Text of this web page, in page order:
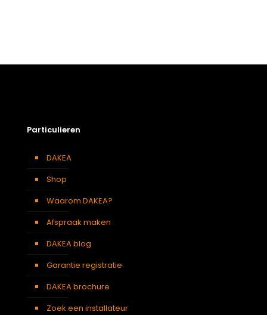
Particulieren
DAKEA
Shop
Waarom DAKEA?
Afspraak maken
DAKEA blog
Garantie registratie
DAKEA brochure
Zoek een installateur